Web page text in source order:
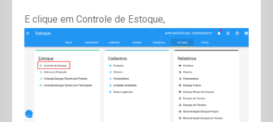
E clique em Controle de Estoque,